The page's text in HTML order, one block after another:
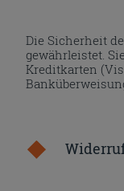
Die Sicherheit
gewährleistet.
Kreditkarten